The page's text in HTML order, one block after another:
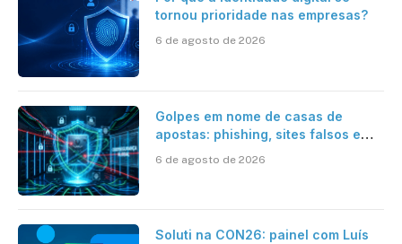
tornou prioridade nas empresas?
6 de agosto de 2026
Golpes em nome de casas de
apostas: phishing, sites falsos e
6 de agosto de 2026
Soluti na CON26: painel com Luís